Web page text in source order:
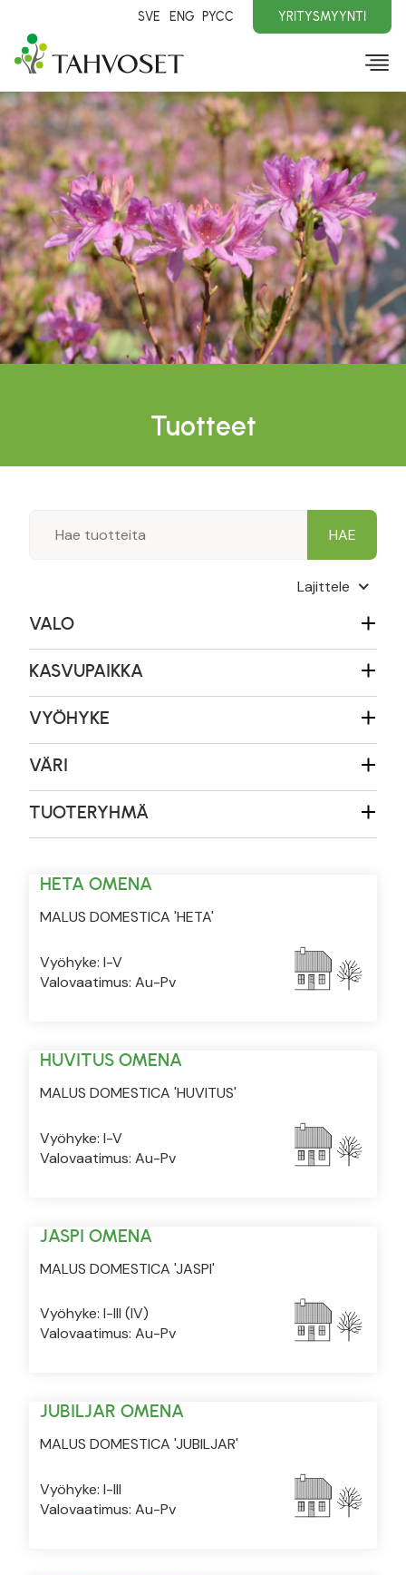
SVE ENG PYCC YRITYSMYYNTI
Tuotteet
Lajittele
VALO
KASVUPAIKKA
VYÖHYKE
VÄRI
TUOTERYHMÄ
HETA OMENA
MALUS DOMESTICA 'HETA'
Vyöhyke: I-V
Valovaatimus: Au-Pv
HUVITUS OMENA
MALUS DOMESTICA 'HUVITUS'
Vyöhyke: I-V
Valovaatimus: Au-Pv
JASPI OMENA
MALUS DOMESTICA 'JASPI'
Vyöhyke: I-III (IV)
Valovaatimus: Au-Pv
JUBILJAR OMENA
MALUS DOMESTICA 'JUBILJAR'
Vyöhyke: I-III
Valovaatimus: Au-Pv